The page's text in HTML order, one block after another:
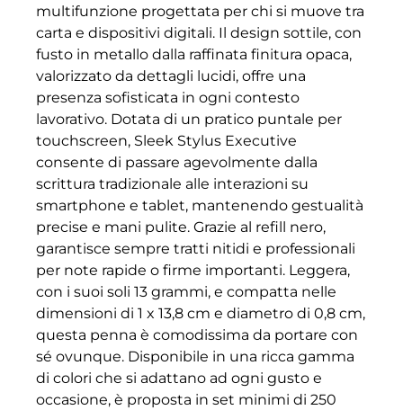
multifunzione progettata per chi si muove tra
carta e dispositivi digitali. Il design sottile, con
fusto in metallo dalla raffinata finitura opaca,
valorizzato da dettagli lucidi, offre una
presenza sofisticata in ogni contesto
lavorativo. Dotata di un pratico puntale per
touchscreen, Sleek Stylus Executive
consente di passare agevolmente dalla
scrittura tradizionale alle interazioni su
smartphone e tablet, mantenendo gestualità
precise e mani pulite. Grazie al refill nero,
garantisce sempre tratti nitidi e professionali
per note rapide o firme importanti. Leggera,
con i suoi soli 13 grammi, e compatta nelle
dimensioni di 1 x 13,8 cm e diametro di 0,8 cm,
questa penna è comodissima da portare con
sé ovunque. Disponibile in una ricca gamma
di colori che si adattano ad ogni gusto e
occasione, è proposta in set minimi di 250